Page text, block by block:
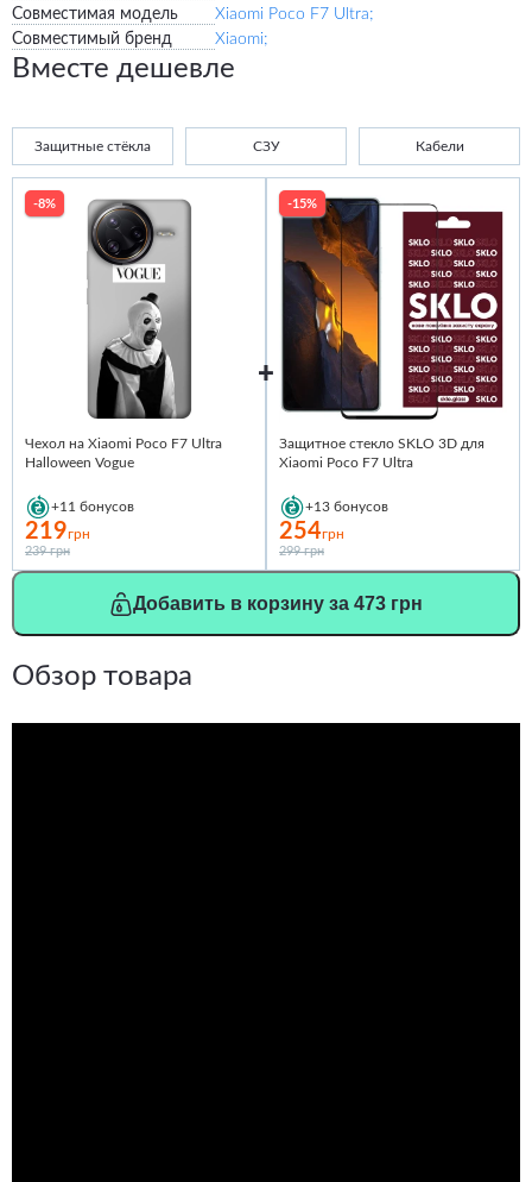
Совместимая модель
Xiaomi Poco F7 Ultra;
Совместимый бренд
Xiaomi;
Вместе дешевле
Защитные стёкла СЗУ Кабели
-8%
Чехол на Xiaomi Poco F7 Ultra
Halloween Vogue
+11 бонусов
219грн
239 грн
-15%
Защитное стекло SKLO 3D для
Xiaomi Poco F7 Ultra
+13 бонусов
254грн
299 грн
Добавить в корзину за 473 грн
Обзор товара